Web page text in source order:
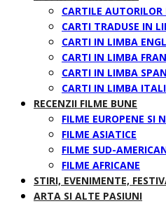
CARTILE
CARTI TRADUSE IN
CARTI IN LIMBA
CARTI IN LIMBA
CARTI IN LIMBA
CARTI IN LIMBA
RECENZII FILME BUNE
FILME EUROPENE SI
FILME ASIATICE
FILME SUD-
FILME AFRICANE
STIRI, EVENIMENTE,
ARTA SI ALTE PASIUNI